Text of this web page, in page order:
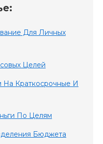
Для Личных
Целей
На Краткосрочные И
По Целям
Бюджета